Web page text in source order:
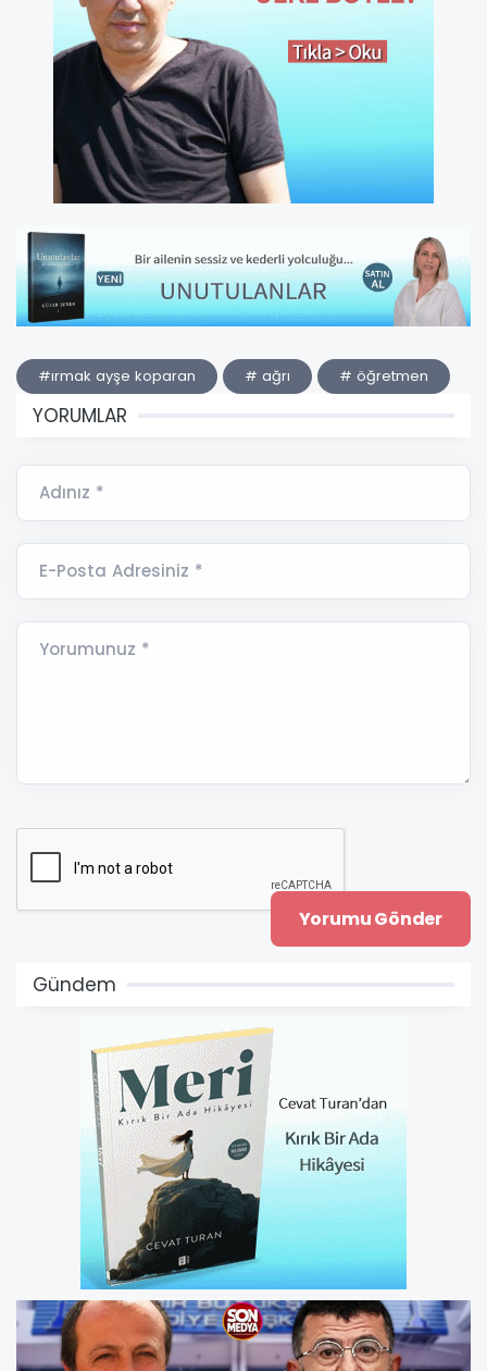
#ırmak ayşe koparan # ağrı # öğretmen
YORUMLAR
Adınız *
E-Posta Adresiniz *
Yorumunuz *
Gündem